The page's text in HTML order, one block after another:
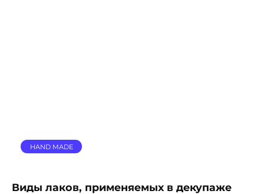
HAND MADE
Виды лаков, применяемых в декупаже